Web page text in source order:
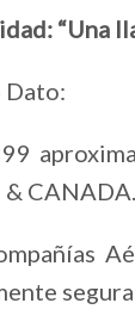
“Una
Dato:
& CANADA.
segura